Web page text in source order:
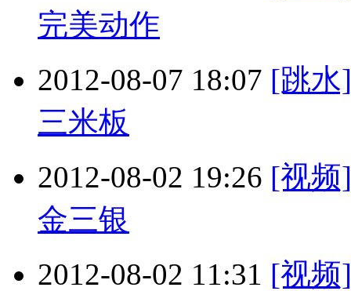
完美动作
2012-08-07 18:07 [跳水
三米板
2012-08-02 19:26 [视频
金三银
2012-08-02 11:31 [视频